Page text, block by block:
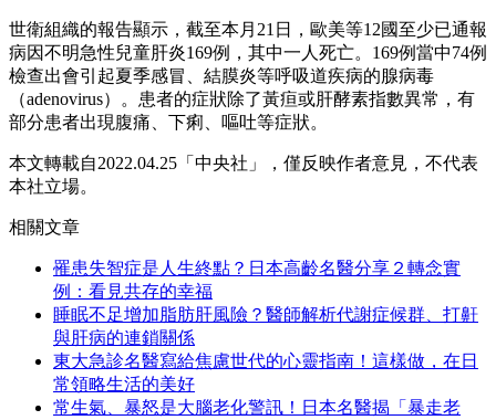
世衛組織的報告顯示，截至本月21日，歐美等12國至少已通報
病因不明急性兒童肝炎169例，其中一人死亡。169例當中74例
檢查出會引起夏季感冒、結膜炎等呼吸道疾病的腺病毒
（adenovirus）。患者的症狀除了黃疸或肝酵素指數異常，有
部分患者出現腹痛、下痢、嘔吐等症狀。
本文轉載自2022.04.25「中央社」，僅反映作者意見，不代表
本社立場。
相關文章
罹患失智症是人生終點？日本高齡名醫分享２轉念實
例：看見共存的幸福
睡眠不足增加脂肪肝風險？醫師解析代謝症候群、打鼾
與肝病的連鎖關係
東大急診名醫寫給焦慮世代的心靈指南！這樣做，在日
常領略生活的美好
常生氣、暴怒是大腦老化警訊！日本名醫揭「暴走老